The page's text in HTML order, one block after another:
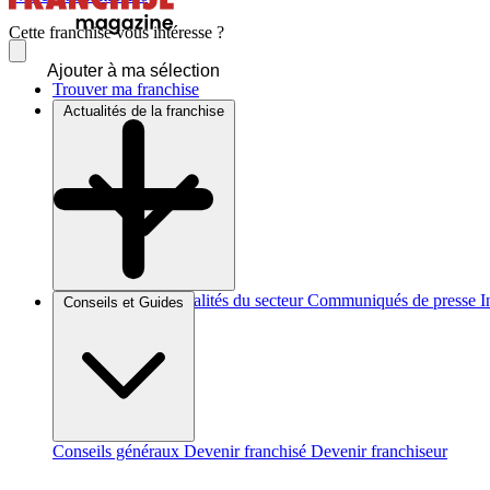
Trouver ma franchise
Actualités de la franchise
Brèves et actus Actualités du secteur Communiqués de presse
Conseils et Guides
Conseils généraux Devenir franchisé Devenir franchiseur
Cette franchise vous intéresse ?
Ajouter à ma sélection